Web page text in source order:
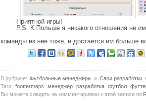
Приятной игры!
P.S. К Польше я никакого отношения не
команды из нее тоже, и достается им больше
В рубрике: Футбольные менеджеры » Свои разработки
Теги: foottermaps менеджер разработка футбол
Вы можете следить за комментариями к этой записи по